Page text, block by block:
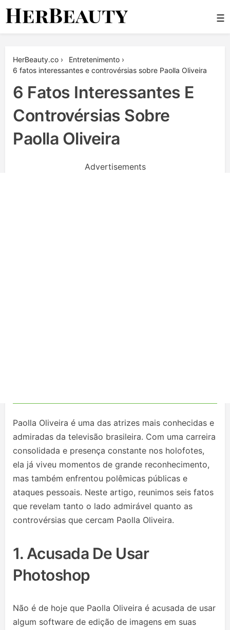
Skip
☰
HerBeauty.co › Entretenimento ›
6 fatos interessantes e controvérsias sobre Paolla Oliveira
6 Fatos Interessantes E
Controvérsias Sobre
Paolla Oliveira
Advertisements
Paolla Oliveira é uma das atrizes mais conhecidas e
admiradas da televisão brasileira. Com uma carreira
consolidada e presença constante nos holofotes,
ela já viveu momentos de grande reconhecimento,
mas também enfrentou polêmicas públicas e
ataques pessoais. Neste artigo, reunimos seis fatos
que revelam tanto o lado admirável quanto as
controvérsias que cercam Paolla Oliveira.
1. Acusada De Usar
Photoshop
Não é de hoje que Paolla Oliveira é acusada de usar
algum software de edição de imagens em suas